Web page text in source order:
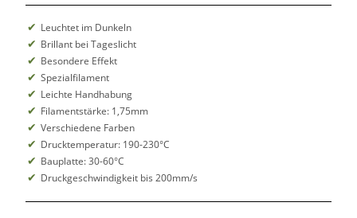
Leuchtet im Dunkeln
Brillant bei Tageslicht
Besondere Effekt
Spezialfilament
Leichte Handhabung
Filamentstärke: 1,75mm
Verschiedene Farben
Drucktemperatur: 190-230°C
Bauplatte: 30-60°C
Druckgeschwindigkeit bis 200mm/s